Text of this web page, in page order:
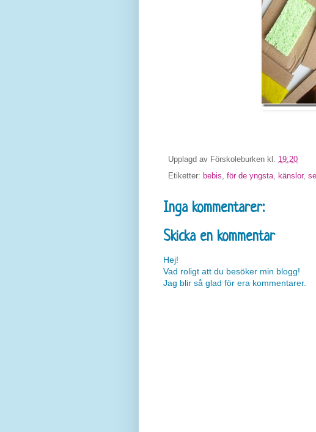
Upplagd av Förskoleburken kl. 19:20
Etiketter: bebis, för de yngsta, känslor,
Inga kommentarer:
Skicka en kommentar
Hej!
Vad roligt att du besöker min blogg!
Jag blir så glad för era kommentarer.